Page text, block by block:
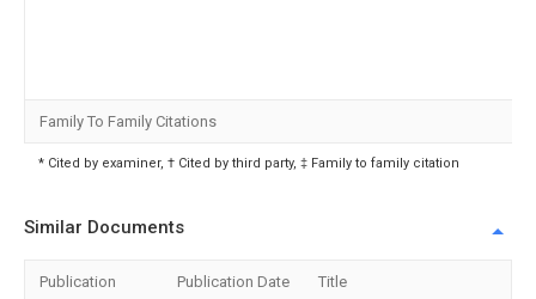
Family To Family Citations
* Cited by examiner, † Cited by third party, ‡ Family to family citation
Similar Documents
Publication Publication Date Title